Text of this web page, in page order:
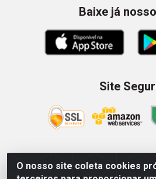
O nosso site coleta cookies
Baixe já
Site
Zein Importação e Comércio LTDA -